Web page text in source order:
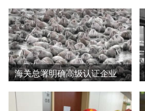
海关总署明确高级认证企业